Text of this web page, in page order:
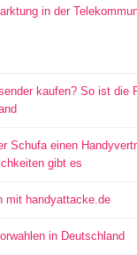
in der
kaufen? So ist die
Schufa einen
gibt es
mit handyattacke.de
in Deutschland